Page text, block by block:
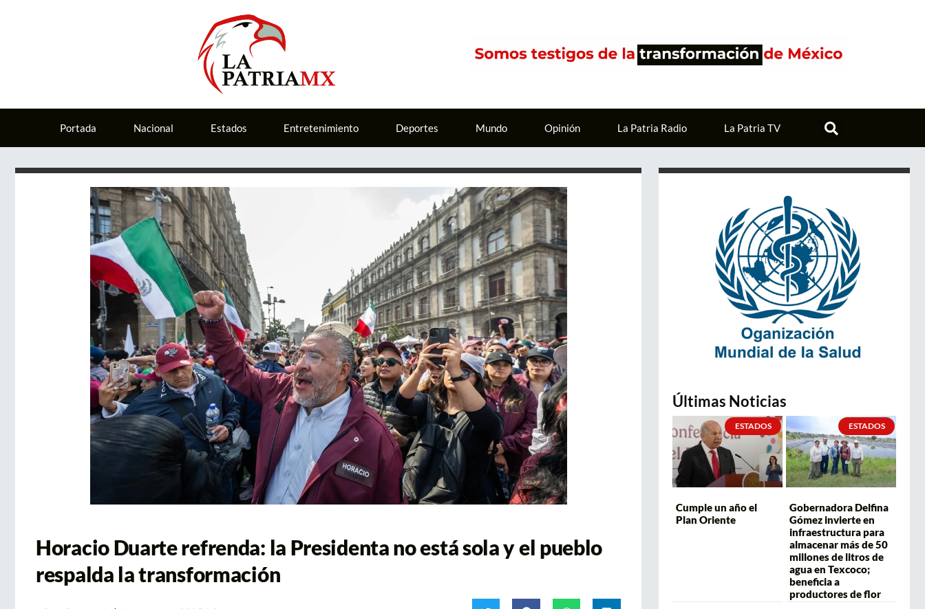
Portada Nacional Estados Entretenimiento Deportes Mundo Opinión La Patria Radio La Patria TV
Horacio Duarte refrenda: la Presidenta no está sola y el pueblo
respalda la transformación
Últimas Noticias
ESTADOS
Cumple un año el
Plan Oriente
ESTADOS
Gobernadora Delfina
Gómez invierte en
infraestructura para
almacenar más de 50
millones de litros de
agua en Texcoco;
beneficia a
productores de flor